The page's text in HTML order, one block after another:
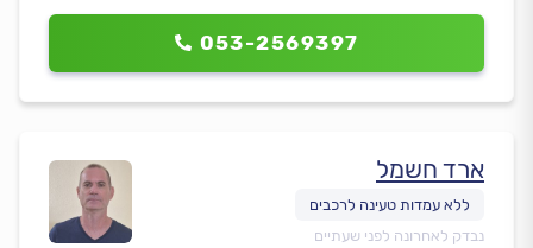
053-2569397
ארד חשמל
נבדק לאחרונה לפני שעתיים